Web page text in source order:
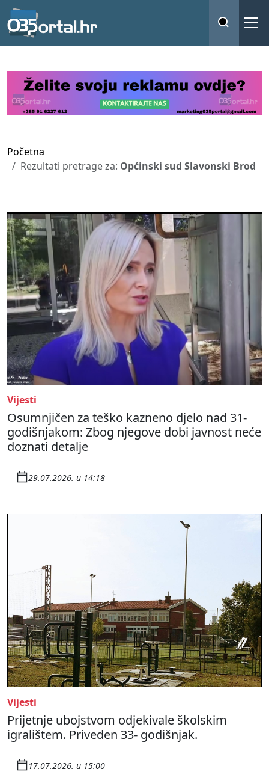
Početna
Rezultati pretrage za: Općinski sud Slavonski Brod
Vijesti
Osumnjičen za teško kazneno djelo nad 31-
godišnjakom: Zbog njegove dobi javnost neće
doznati detalje
29.07.2026. u 14:18
Vijesti
Prijetnje ubojstvom odjekivale školskim
igralištem. Priveden 33- godišnjak.
17.07.2026. u 15:00